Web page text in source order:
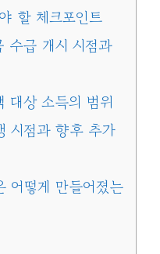
할 체크포인트
수급 개시 시점과
대상 소득의 범위
시점과 향후 추가
어떻게 만들어졌는